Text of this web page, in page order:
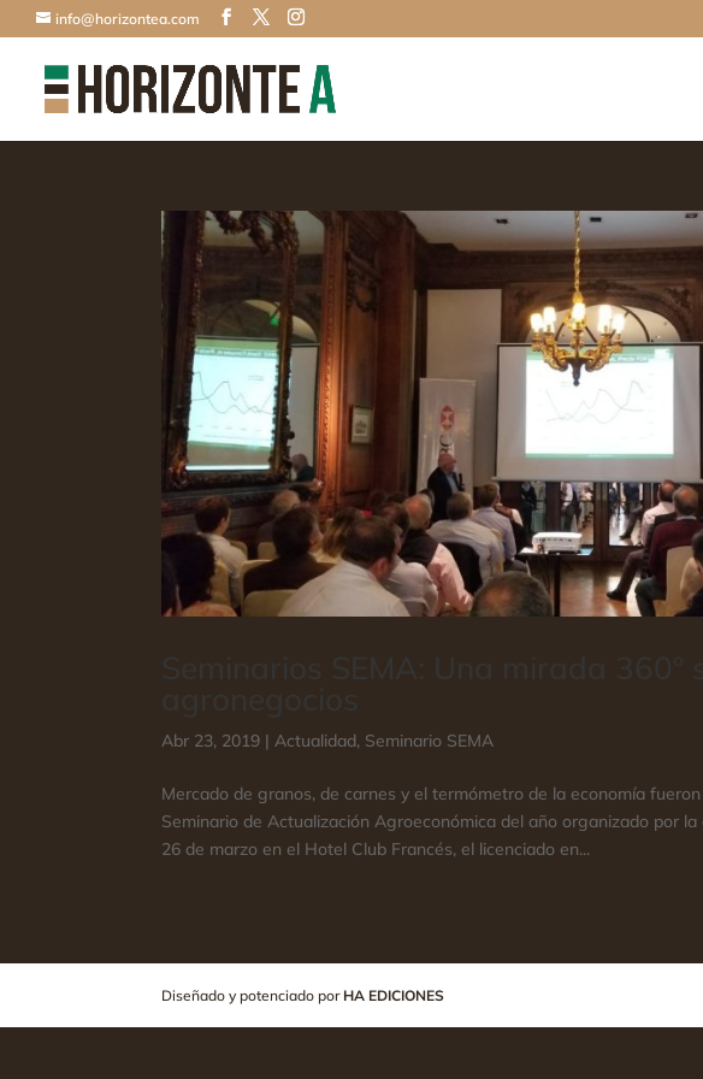
info@horizontea.com
Abr 23, 2019 |Actualidad, Seminario SEMA
Mercado de granos, de carnes y el termómetro de la economía
Seminario de Actualización Agroeconómica del año organizado por
26 de marzo en el Hotel Club Francés, el licenciado en...
Diseñado y potenciado por HA EDICIONES